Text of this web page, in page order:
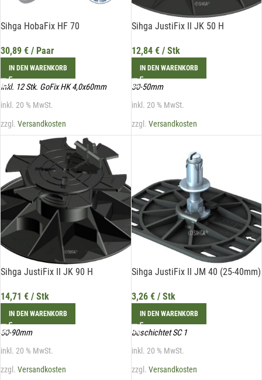
Sihga HobaFix HF 70
30,89 € / Paar
IN DEN WARENKORB
inkl. 12 Stk. GoFix HK 4,0x60mm
inkl. 20 % MwSt.
zzgl. Versandkosten
Sihga JustiFix II JK 50 H
12,84 €/ Stk
IN DEN WARENKORB
30-50mm
inkl. 20 % MwSt.
zzgl. Versandkosten
Sihga JustiFix II JK 90 H
14,71 € / Stk
IN DEN WARENKORB
50-90mm
inkl. 20 % MwSt.
zzgl. Versandkosten
Sihga JustiFix II JM 40 (25-40mm)
3,26 €/ Stk
IN DEN WARENKORB
beschichtet SC 1
inkl. 20 % MwSt.
zzgl. Versandkosten
Mit unserem Newsletter sind Sie
immer top-informiert über
Veranstaltungen und Aktionen
unseres Unternehmens.
Name*
E-Mail*
meiner E-Mail-Adresse von der Liechtenstein Holztreff GmbH zum
Zwecke der Zusendung von Newslettern über Neuigkeiten in der
Liechtenstein Holztreff GmbH im Einklang mit der
Datenschutzerklärung verwendet werden. Diese Einwilligung ist
freiwillig und kann jederzeit mit Wirkung für die Zukunft gegenüber
der Liechtenstein Holztreff GmbH unterinfo@holztreff.at